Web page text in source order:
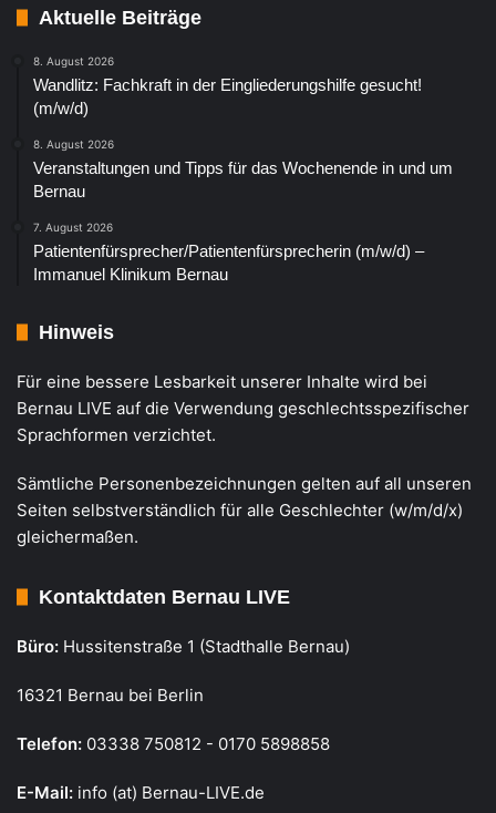
Aktuelle Beiträge
8. August 2026
Wandlitz: Fachkraft in der Eingliederungshilfe gesucht!
(m/w/d)
8. August 2026
Veranstaltungen und Tipps für das Wochenende in und um
Bernau
7. August 2026
Patientenfürsprecher/Patientenfürsprecherin (m/w/d) –
Immanuel Klinikum Bernau
Hinweis
Für eine bessere Lesbarkeit unserer Inhalte wird bei
Bernau LIVE auf die Verwendung geschlechtsspezifischer
Sprachformen verzichtet.
Sämtliche Personenbezeichnungen gelten auf all unseren
Seiten selbstverständlich für alle Geschlechter (w/m/d/x)
gleichermaßen.
Kontaktdaten Bernau LIVE
Büro: Hussitenstraße 1 (Stadthalle Bernau)
16321 Bernau bei Berlin
Telefon: 03338 750812 - 0170 5898858
E-Mail: info (at) Bernau-LIVE.de